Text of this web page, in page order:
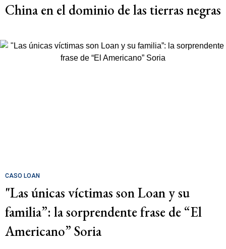
China en el dominio de las tierras negras
CASO LOAN
"Las únicas víctimas son Loan y su
familia”: la sorprendente frase de “El
Americano” Soria